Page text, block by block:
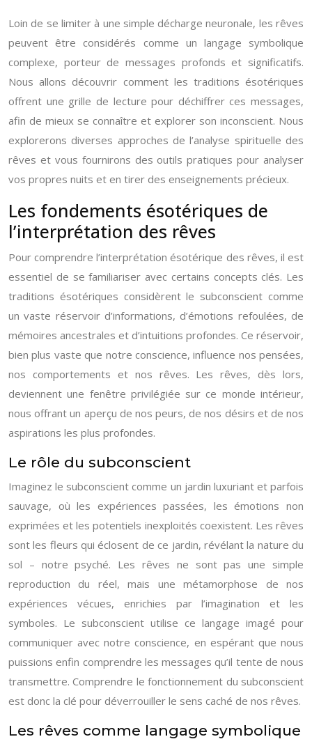
Loin de se limiter à une simple décharge neuronale, les rêves
peuvent être considérés comme un langage symbolique
complexe, porteur de messages profonds et significatifs.
Nous allons découvrir comment les traditions ésotériques
offrent une grille de lecture pour déchiffrer ces messages,
afin de mieux se connaître et explorer son inconscient. Nous
explorerons diverses approches de l’analyse spirituelle des
rêves et vous fournirons des outils pratiques pour analyser
vos propres nuits et en tirer des enseignements précieux.
Les fondements ésotériques de
l’interprétation des rêves
Pour comprendre l’interprétation ésotérique des rêves, il est
essentiel de se familiariser avec certains concepts clés. Les
traditions ésotériques considèrent le subconscient comme
un vaste réservoir d’informations, d’émotions refoulées, de
mémoires ancestrales et d’intuitions profondes. Ce réservoir,
bien plus vaste que notre conscience, influence nos pensées,
nos comportements et nos rêves. Les rêves, dès lors,
deviennent une fenêtre privilégiée sur ce monde intérieur,
nous offrant un aperçu de nos peurs, de nos désirs et de nos
aspirations les plus profondes.
Le rôle du subconscient
Imaginez le subconscient comme un jardin luxuriant et parfois
sauvage, où les expériences passées, les émotions non
exprimées et les potentiels inexploités coexistent. Les rêves
sont les fleurs qui éclosent de ce jardin, révélant la nature du
sol – notre psyché. Les rêves ne sont pas une simple
reproduction du réel, mais une métamorphose de nos
expériences vécues, enrichies par l’imagination et les
symboles. Le subconscient utilise ce langage imagé pour
communiquer avec notre conscience, en espérant que nous
puissions enfin comprendre les messages qu’il tente de nous
transmettre. Comprendre le fonctionnement du subconscient
est donc la clé pour déverrouiller le sens caché de nos rêves.
Les rêves comme langage symbolique